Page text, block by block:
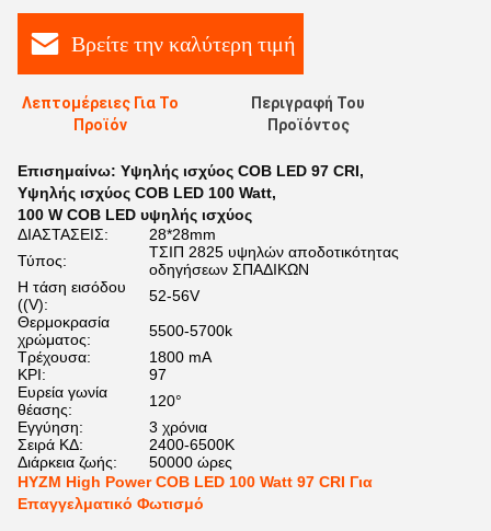
Βρείτε την καλύτερη τιμή
Λεπτομέρειες Για Το
Προϊόν
Περιγραφή Του
Προϊόντος
Επισημαίνω: Υψηλής ισχύος COB LED 97 CRI,
Υψηλής ισχύος COB LED 100 Watt,
100 W COB LED υψηλής ισχύος
ΔΙΑΣΤΑΣΕΙΣ:
28*28mm
Τύπος:
ΤΣΙΠ 2825 υψηλών αποδοτικότητας
οδηγήσεων ΣΠΑΔΙΚΩΝ
Η τάση εισόδου
((V):
52-56V
Θερμοκρασία
χρώματος:
5500-5700k
Τρέχουσα:
1800 mA
ΚΡΙ:
97
Ευρεία γωνία
θέασης:
120°
Εγγύηση:
3 χρόνια
Σειρά ΚΔ:
2400-6500K
Διάρκεια ζωής:
50000 ώρες
HYZM High Power COB LED 100 Watt 97 CRI Για
Επαγγελματικό Φωτισμό